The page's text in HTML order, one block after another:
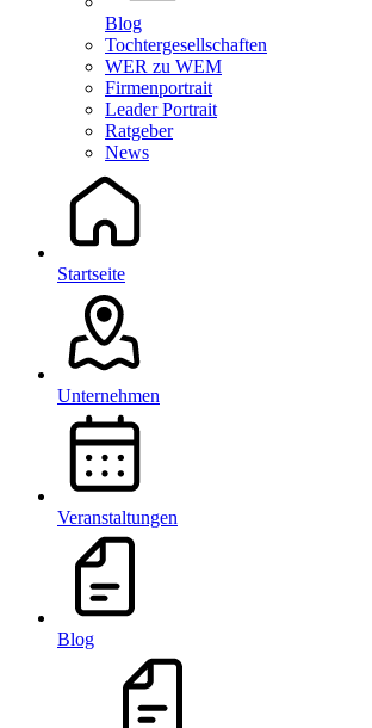
Blog
Tochtergesellschaften
WER zu WEM
Firmenportrait
Leader Portrait
Ratgeber
News
Startseite
Unternehmen
Veranstaltungen
Blog